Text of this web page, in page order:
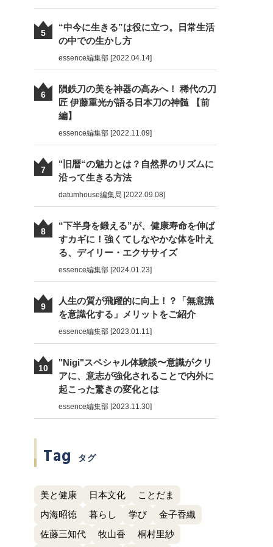
5
“中今に生きる”は役に立つ。日常生活
の中での生かし方
essence編集部 [2022.04.14]
6
隕鉄刀の美を神器の高みへ！ 稀代の刀
匠 伊藤重光が語る日本刀の神髄 【前
編】
essence編集部 [2022.11.09]
7
"旧暦“の魅力とは？自然界のリズムに
沿って生きる方法
datumhouse編集局 [2022.09.08]
8
“下半身を鍛える”が、健康寿命を伸ば
すカギに！強くてしなやかな体を叶え
る、デイリー・エクササイズ
essence編集部 [2024.01.23]
9
人生の質が飛躍的に向上！？「無意識
を意識化する」メリットをご紹介
essence編集部 [2023.01.11]
10
"Nigi"スペシャル体験談〜意識がクリ
アに、意志が強化されることで内外に
起こった驚きの変化とは
essence編集部 [2023.11.30]
Tag タグ
美と健康 日本文化
ことだま
内海昭徳
暮らし 学び
金子香織
佐藤三知代
牧山香
桐村里紗